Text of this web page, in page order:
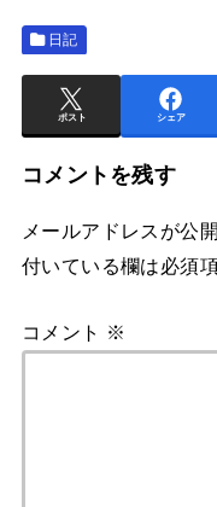
日記
ポスト シェア
コメントを残す
メールアドレスが公
付いている欄は必須
コメント ※